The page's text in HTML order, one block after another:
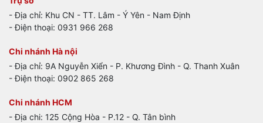
- Địa chỉ: Khu CN - TT. Lâm - Ý Yên - Nam Định
- Điện thoại: 0931 966 268
Chi nhánh Hà nội
- Địa chỉ: 9A Nguyễn Xiển - P. Khương Đình - Q. Thanh Xuân
- Điện thoại: 0902 865 268
Chi nhánh HCM
- Địa chi: 125 Cộng Hòa - P.12 - Q. Tân bình